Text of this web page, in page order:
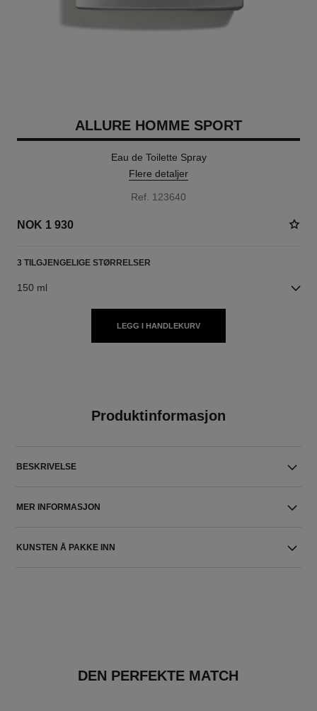
ALLURE HOMME SPORT
Eau de Toilette Spray
Flere detaljer
Ref. 123640
NOK 1 930
3 TILGJENGELIGE STØRRELSER
150 ml
LEGG I HANDLEKURV
Produktinformasjon
BESKRIVELSE
MER INFORMASJON
KUNSTEN Å PAKKE INN
DEN PERFEKTE MATCH